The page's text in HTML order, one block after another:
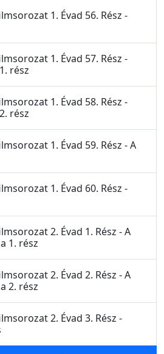
1. Évad 56. Rész -
1. Évad 57. Rész -
rész
1. Évad 58. Rész -
rész
1. Évad 59. Rész - A
1. Évad 60. Rész -
2. Évad 1. Rész - A
1. rész
2. Évad 2. Rész - A
2. rész
2. Évad 3. Rész -